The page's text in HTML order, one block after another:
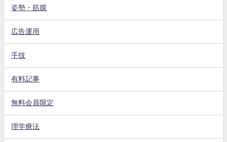
姿勢・筋膜
広告運用
手技
有料記事
無料会員限定
理学療法